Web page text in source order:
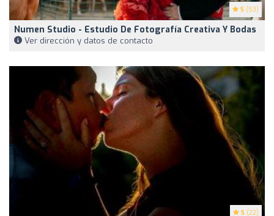
5 (53)
Numen Studio - Estudio De Fotografía Creativa Y Bodas
Ver dirección y datos de contacto
5 (22)